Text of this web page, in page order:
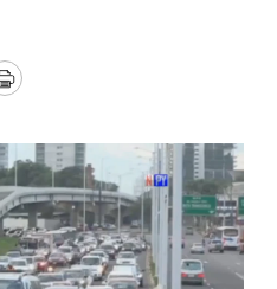
Print